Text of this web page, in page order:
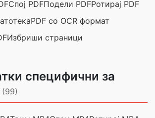
Спој PDFПодели PDFРотирај PDF
PDF со OCR формат
Избриши страници
специфични за
(99)